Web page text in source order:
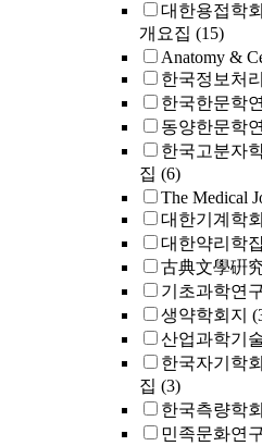
대한용접학
개요집 (15)
Anatomy &
한국정보처
한국한문학
동양한문학
한국고분자
집 (6)
The Medical
대한기계학
대한약리학
古典文學硏
기초과학연
생약학회지
산업과학기
한국자기학
집 (3)
한국측량학
민족문화연